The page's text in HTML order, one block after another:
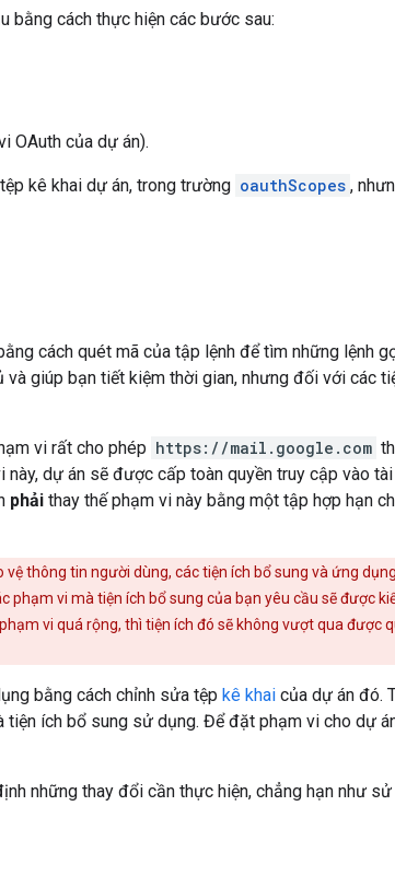
bằng cách thực hiện các bước sau:
OAuth của dự án).
kê khai dự án, trong trường oauthScopes ,
cách quét mã của tập lệnh để tìm những lệnh
và giúp bạn tiết kiệm thời gian, nhưng đối với các
vi rất cho phép https://mail.google.com
này, dự án sẽ được cấp toàn quyền truy cập vào
phải thay thế phạm vi này bằng một tập hợp hạn
thông tin người dùng, các tiện ích bổ sung và ứng
vi mà tiện ích bổ sung của bạn yêu cầu sẽ được
vi quá rộng, thì tiện ích đó sẽ không vượt qua được
bằng cách chỉnh sửa tệp kê khai của dự án đó.
ích bổ sung sử dụng. Để đặt phạm vi cho dự
những thay đổi cần thực hiện, chẳng hạn như